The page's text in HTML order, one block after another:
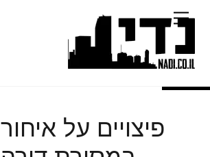
content
Menu
פיצויים על איחור